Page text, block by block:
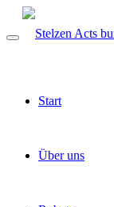
Start
Über uns